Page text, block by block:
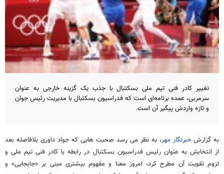
تغییر کادر فنی تیم ملی بسکتبال با جذب یک گزینه خارجی به عنوان
سرمربی، عمده برنامه‌ای است که فدراسیون بسکتبال با مدیریت رئیس جوان
و تازه واردش پیگیر آن است.
به گزارش خبرنگار مهر، به نظر می رسد صحبت هایی که جواد داوری بلافاصله بعد
از انتخابش به عنوان رئیس فدراسیون بسکتبال در رابطه با کادر فنی تیم ملی و
لزوم تقویت آن مطرح کرد، امروز معنا و مفهوم بیشتری مبنی بر «جابجایی» و